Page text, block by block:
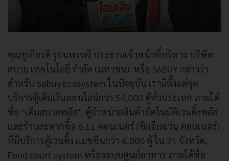
คุณชูเกียรติ รุจนพรพจี ประธานเจ้าหน้าที่บริหาร บริษัท
สบาย เทคโนโลยี จำกัด (มหาชน) หรือ SABUY กล่าวว่า
สำหรับ Sabuy Ecosystem ในปัจจุบัน เรามีตั้งแต่จุด
บริการตู้เติมเงินออนไลน์กว่า 54,000 ตู้ทั่วประเทศ ภายใต้
ชื่อ "เติมสบายพลัส", ตู้จำหน่ายสินค้าอัตโนมัติเวนดิ้งพลัส
และร้านสะดวกซื้อ 6.11 คอนเนอร์ (ซิกอีเลเว่น คอนเนอร์)
ที่มีบริการตู้เวนดิ้ง แมชชีนกว่า 6,000 ตู้ ใน 21 จังหวัด,
Food court system หรือระบบศูนย์อาหาร ภายใต้ชื่อ